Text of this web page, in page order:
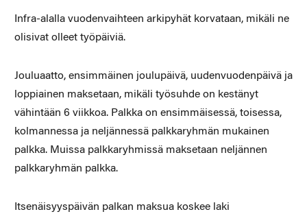
Infra-alalla vuodenvaihteen arkipyhät korvataan, mikäli ne
olisivat olleet työpäiviä.
Jouluaatto, ensimmäinen joulupäivä, uudenvuodenpäivä ja
loppiainen maksetaan, mikäli työsuhde on kestänyt
vähintään 6 viikkoa. Palkka on ensimmäisessä, toisessa,
kolmannessa ja neljännessä palkkaryhmän mukainen
palkka. Muissa palkkaryhmissä maksetaan neljännen
palkkaryhmän palkka.
Itsenäisyyspäivän palkan maksua koskee laki